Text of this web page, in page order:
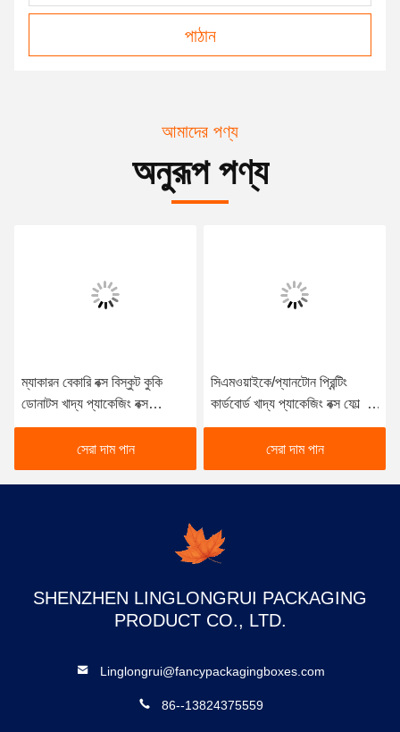
পাঠান
আমাদের পণ্য
অনুরূপ পণ্য
ম্যাকারন বেকারি বক্স বিস্কুট কুকি
ডোনাটস খাদ্য প্যাকেজিং বক্স
প্রস্তুতকারক
সেরা দাম পান
সিএমওয়াইকে/প্যানটোন প্রিন্টিং
কার্ডবোর্ড খাদ্য প্যাকেজিং বক্স ফোল্ডার
মিষ্টি স্বাদ জন্য ইকো বন্ধুত্বপূর্ণ কফি
সেরা দাম পান
SHENZHEN LINGLONGRUI PACKAGING
PRODUCT CO., LTD.
Linglongrui@fancypackagingboxes.com
86--13824375559